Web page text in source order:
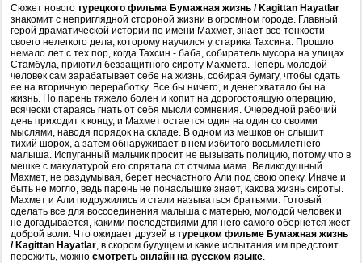
Сюжет нового турецкого фильма Бумажная жизнь / Kagittan Hayatlar
знакомит с неприглядной стороной жизни в огромном городе. Главный
герой драматической истории по имени Махмет, знает все тонкости
своего нелегкого дела, которому научился у старика Тахсина. Прошло
немало лет с тех пор, когда Тахсин - баба, собиратель мусора на улицах
Стамбула, приютил беззащитного сироту Махмета. Теперь молодой
человек сам зарабатывает себе на жизнь, собирая бумагу, чтобы сдать
ее на вторичную переработку. Все бы ничего, и денег хватало бы на
жизнь. Но парень тяжело болен и копит на дорогостоящую операцию,
всячески стараясь гнать от себя мысли сомнения. Очередной рабочий
день приходит к концу, и Махмет остается один на один со своими
мыслями, наводя порядок на складе. В одном из мешков он слышит
тихий шорох, а затем обнаруживает в нем избитого восьмилетнего
малыша. Испуганный мальчик просит не вызывать полицию, потому что в
мешке с макулатурой его спрятала от отчима мама. Великодушный
Махмет, не раздумывая, берет несчастного Али под свою опеку. Иначе и
быть не могло, ведь парень не понаслышке знает, какова жизнь сироты.
Махмет и Али подружились и стали называться братьями. Готовый
сделать все для воссоединения малыша с матерью, молодой человек и
не догадывается, какими последствиями для него самого обернется жест
доброй воли. Что ожидает друзей в турецком фильме Бумажная жизнь
/ Kagittan Hayatlar, в скором будущем и какие испытания им предстоит
пережить, можно смотреть онлайн на русском языке.